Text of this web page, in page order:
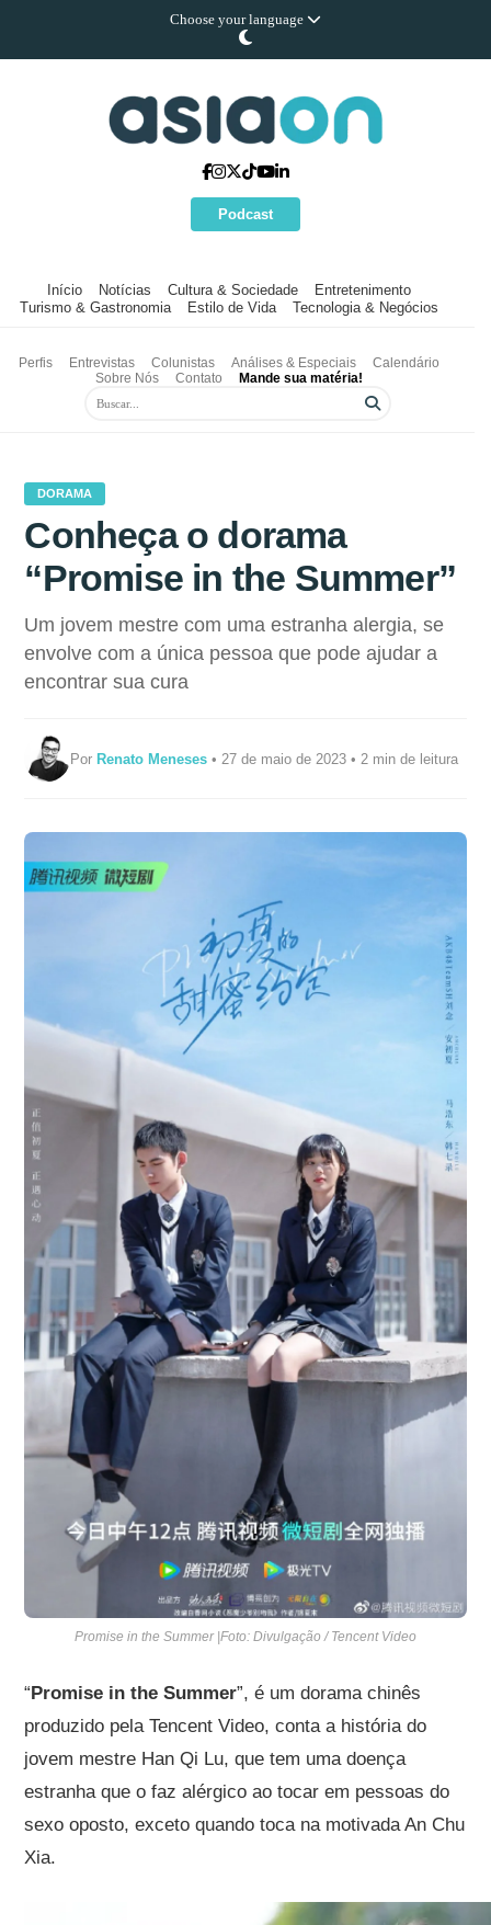
Choose your language
Podcast
Início Notícias Cultura & Sociedade
Entretenimento
Turismo & Gastronomia
Estilo de Vida Tecnologia & Negócios
Perfis Entrevistas Colunistas Análises & Especiais
Calendário
Sobre Nós
Contato Mande sua matéria!
DORAMA
Conheça o dorama
“Promise in the Summer”
Um jovem mestre com uma estranha alergia, se
envolve com a única pessoa que pode ajudar a
encontrar sua cura
PorRenato Meneses • 27 de maio de 2023 • 2 min de leitura
Promise in the Summer |Foto: Divulgação / Tencent Video
“Promise in the Summer”, é um dorama chinês
produzido pela Tencent Video, conta a história do
jovem mestre Han Qi Lu, que tem uma doença
estranha que o faz alérgico ao tocar em pessoas do
sexo oposto, exceto quando toca na motivada An Chu
Xia.